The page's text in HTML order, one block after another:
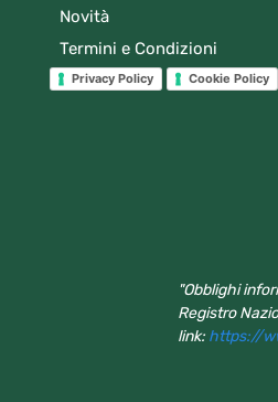
Novità
Termini e Condizioni
Privacy Policy Cookie Policy
"Obblighi
Registro
link: https://